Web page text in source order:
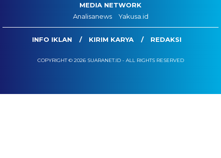
MEDIA NETWORK
Analisanews
Yakusa.id
INFO IKLAN KIRIM KARYA REDAKSI
COPYRIGHT © 2026 SUARANET.ID - ALL RIGHTS RESERVED